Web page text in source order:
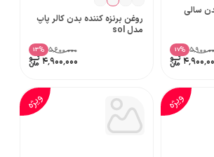
سالی
%
17
روغن برنزه کننده بدن کالر پاپ
مدل sol
۵٬۶۰۰٬۰۰۰ %
13
۴٬۹۰۰٬۰۰۰
ویژه ویژه